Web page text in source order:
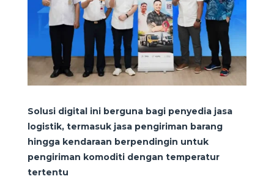
Solusi digital ini berguna bagi penyedia jasa
logistik, termasuk jasa pengiriman barang
hingga kendaraan berpendingin untuk
pengiriman komoditi dengan temperatur
tertentu